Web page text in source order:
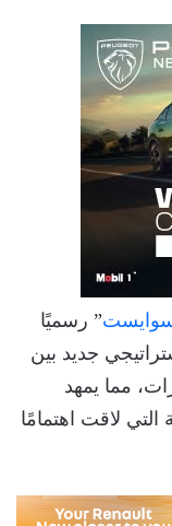
” رسميًا
جديد بين
مما يمهد
التي لاقت اهتمامًا